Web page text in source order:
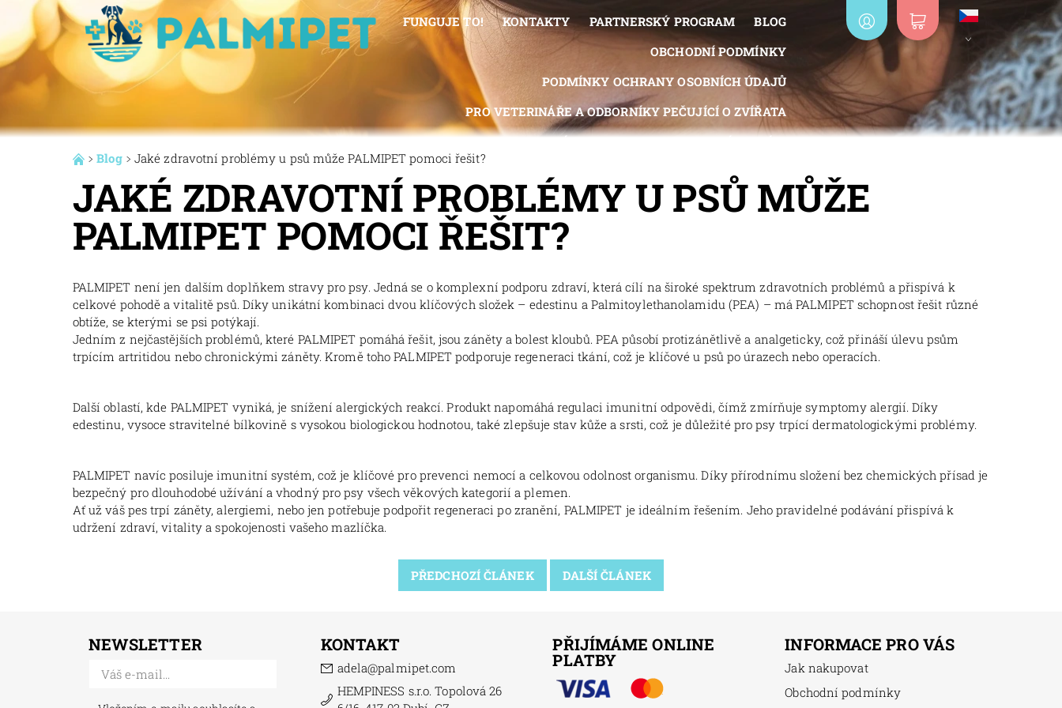
FUNGUJE TO! KONTAKTY PARTNERSKÝ PROGRAM
BLOG
OBCHODNÍ PODMÍNKY
PODMÍNKY OCHRANY OSOBNÍCH ÚDAJŮ
PRO VETERINÁŘE A ODBORNÍKY PEČUJÍCÍ O ZVÍŘATA
MOJE OBJEDNÁVKA
Blog Jaké zdravotní problémy u psů může PALMIPET pomoci řešit?
JAKÉ ZDRAVOTNÍ PROBLÉMY U PSŮ MŮŽE
PALMIPET POMOCI ŘEŠIT?
PALMIPET není jen dalším doplňkem stravy pro psy. Jedná se o komplexní podporu zdraví, která cílí na široké spektrum zdravotních problémů a přispívá k
celkové pohodě a vitalitě psů. Díky unikátní kombinaci dvou klíčových složek – edestinu a Palmitoylethanolamidu (PEA) – má PALMIPET schopnost řešit různé
obtíže, se kterými se psi potýkají.
Jedním z nejčastějších problémů, které PALMIPET pomáhá řešit, jsou záněty a bolest kloubů. PEA působí protizánětlivě a analgeticky, což přináší úlevu psům
trpícím artritidou nebo chronickými záněty. Kromě toho PALMIPET podporuje regeneraci tkání, což je klíčové u psů po úrazech nebo operacích.
Další oblastí, kde PALMIPET vyniká, je snížení alergických reakcí. Produkt napomáhá regulaci imunitní odpovědi, čímž zmírňuje symptomy alergií. Díky
edestinu, vysoce stravitelné bílkovině s vysokou biologickou hodnotou, také zlepšuje stav kůže a srsti, což je důležité pro psy trpící dermatologickými problémy.
PALMIPET navíc posiluje imunitní systém, což je klíčové pro prevenci nemocí a celkovou odolnost organismu. Díky přírodnímu složení bez chemických přísad je
bezpečný pro dlouhodobé užívání a vhodný pro psy všech věkových kategorií a plemen.
Ať už váš pes trpí záněty, alergiemi, nebo jen potřebuje podpořit regeneraci po zranění, PALMIPET je ideálním řešením. Jeho pravidelné podávání přispívá k
udržení zdraví, vitality a spokojenosti vašeho mazlíčka.
PŘEDCHOZÍ ČLÁNEK DALŠÍ ČLÁNEK
NEWSLETTER KONTAKT
adela@palmipet.com
HEMPINESS s.r.o. Topolová 26
PŘIJÍMÁME ONLINE
PLATBY
INFORMACE PRO VÁS
Jak nakupovat
Obchodní podmínky